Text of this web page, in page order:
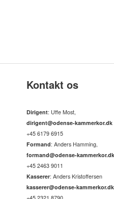
Kontakt os
Dirigent: Uffe Most,
dirigent@odense-kammerkor.dk
+45 6179 6915
Formand: Anders Hamming,
formand@odense-kammerkor.dk
+45 2463 9011
Kasserer: Anders Kristoffersen
kasserer@odense-kammerkor.dk